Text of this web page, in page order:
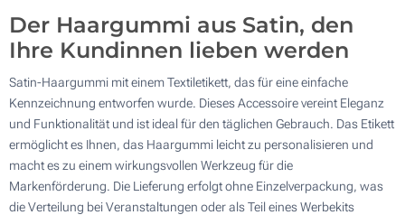
Der Haargummi aus Satin, den
Ihre Kundinnen lieben werden
Satin-Haargummi mit einem Textiletikett, das für eine einfache
Kennzeichnung entworfen wurde. Dieses Accessoire vereint Eleganz
und Funktionalität und ist ideal für den täglichen Gebrauch. Das Etikett
ermöglicht es Ihnen, das Haargummi leicht zu personalisieren und
macht es zu einem wirkungsvollen Werkzeug für die
Markenförderung. Die Lieferung erfolgt ohne Einzelverpackung, was
die Verteilung bei Veranstaltungen oder als Teil eines Werbekits